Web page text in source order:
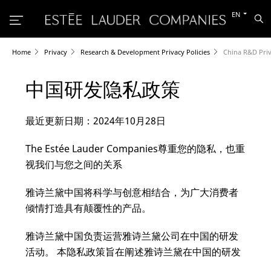
Switch
other
language
EN
Home Privacy Research & Development Privacy Policies China R&D
中国研发隐私政策
最近更新日期：2024年10月28日
The Estée Lauder Companies尊重您的隐私，也重
视我们与您之间的关系
雅诗兰黛中国将科学与创意相结合，为广大消费者
倾情打造具有颠覆性的产品。
雅诗兰黛中国负责运营雅诗兰黛公司在中国的研发
活动。 本隐私政策旨在阐述雅诗兰黛在中国的研发